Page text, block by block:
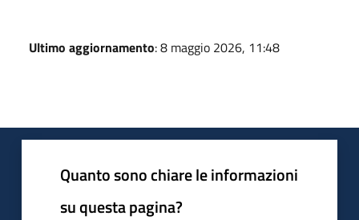
Ultimo aggiornamento: 8 maggio 2026, 11:48
Quanto sono chiare le informazioni
su questa pagina?